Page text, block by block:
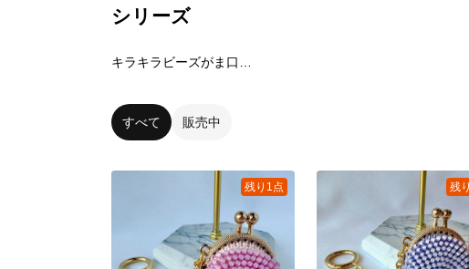
シリーズ
すべて 販売中
残り1点 残